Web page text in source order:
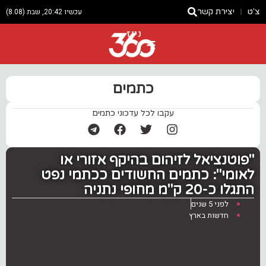
צ'ט יצירת קשר עכשיו 20:42, שבת (8.08)
ניוז
כתמים
עקבו לכל עדכוני כתמים
"פוטנציאל לזיהום בהיקף אזורי או
לאומי": ‏כתמים החשודים ככתמי נפט
התגלו כ-20 ק"מ מחופי נתניה
לפני 5 שנים
חדשות בארץ